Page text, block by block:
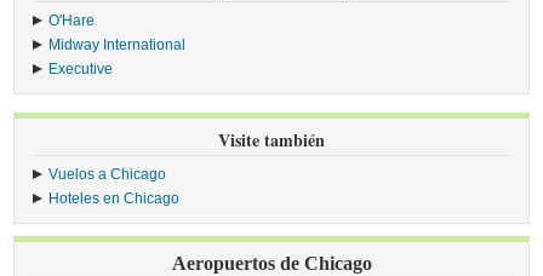
O'Hare
Midway International
Executive
Visite también
Vuelos a Chicago
Hoteles en Chicago
Aeropuertos de Chicago